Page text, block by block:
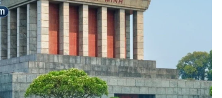
Tin nhanh chọn lọc mỗi ngày